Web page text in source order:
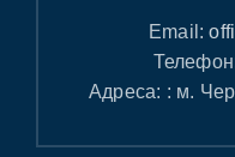
Email:
Адреса: : м.